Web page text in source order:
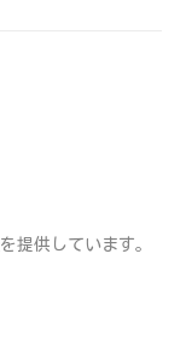
提供しています。